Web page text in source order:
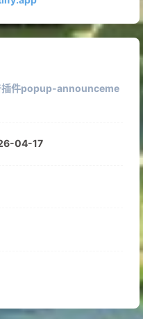
插件popup-announceme
04-17